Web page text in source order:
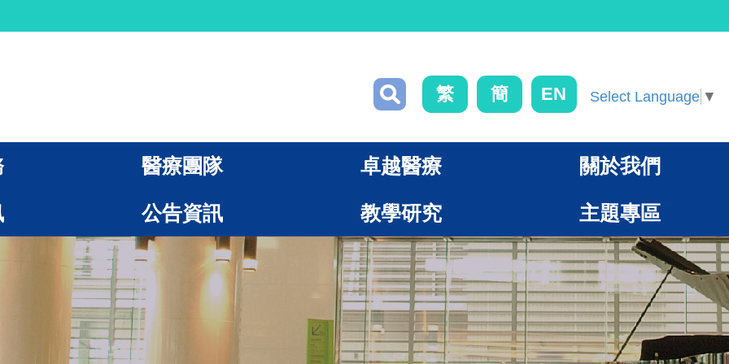
繁 簡 EN Select Language ▼
醫療團隊 卓越醫療 關於我們
公告資訊 教學研究 主題專區